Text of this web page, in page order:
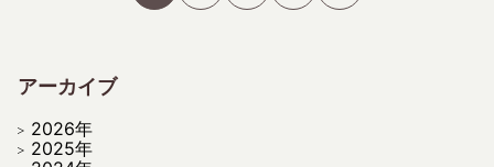
アーカイブ
2026年
2025年